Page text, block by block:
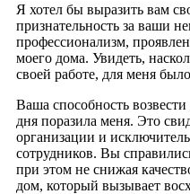
Я хотел бы выразить вам
признательность за ваши
профессионализм,
моего дома. Увидеть,
своей работе, для меня
Ваша способность
дня поразила меня. Это
организации и
сотрудников. Вы
при этом не снижая
дом, который вызывает